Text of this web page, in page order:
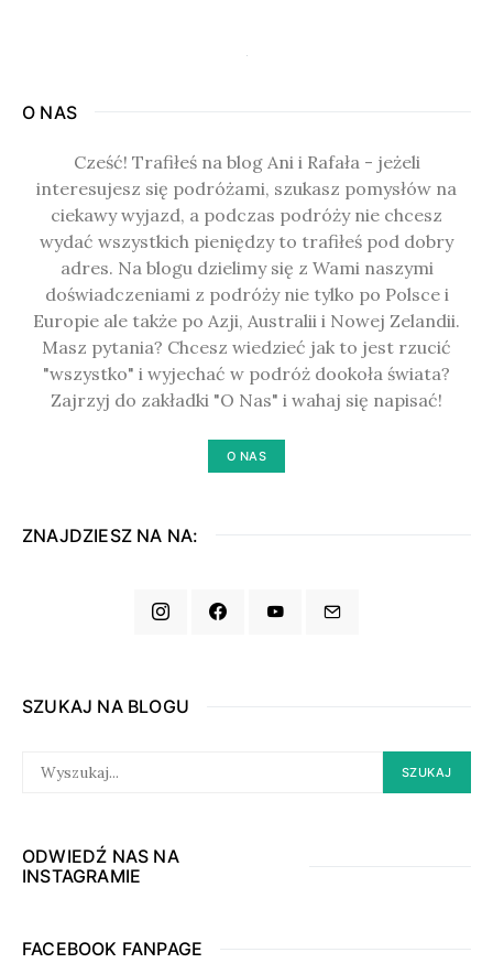
O NAS
Cześć! Trafiłeś na blog Ani i Rafała - jeżeli
interesujesz się podróżami, szukasz pomysłów na
ciekawy wyjazd, a podczas podróży nie chcesz
wydać wszystkich pieniędzy to trafiłeś pod dobry
adres. Na blogu dzielimy się z Wami naszymi
doświadczeniami z podróży nie tylko po Polsce i
Europie ale także po Azji, Australii i Nowej Zelandii.
Masz pytania? Chcesz wiedzieć jak to jest rzucić
"wszystko" i wyjechać w podróż dookoła świata?
Zajrzyj do zakładki "O Nas" i wahaj się napisać!
O NAS
ZNAJDZIESZ NA NA:
SZUKAJ NA BLOGU
FOR:
SZUKAJ
ODWIEDŹ NAS NA
INSTAGRAMIE
FACEBOOK FANPAGE